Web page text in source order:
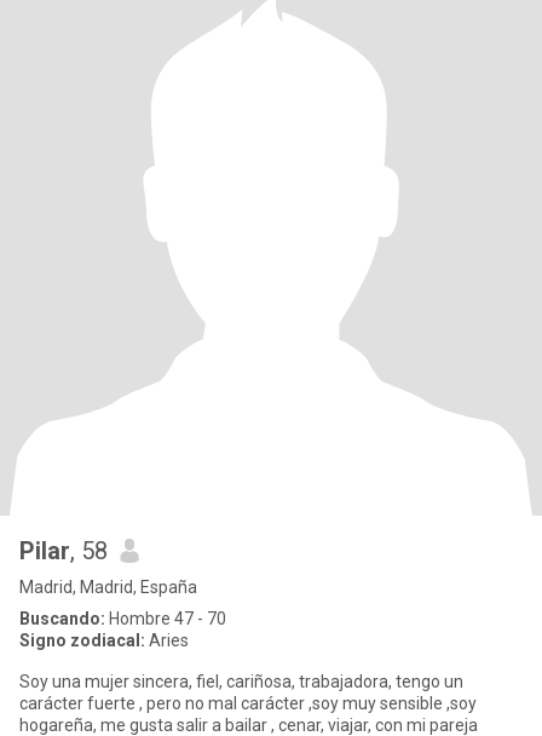
Pilar, 58
Madrid, Madrid, España
Buscando: Hombre 47 - 70
Signo zodiacal: Aries
Soy una mujer sincera, fiel, cariñosa, trabajadora, tengo un
carácter fuerte , pero no mal carácter ,soy muy sensible ,soy
hogareña, me gusta salir a bailar , cenar, viajar, con mi pareja